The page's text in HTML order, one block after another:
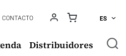
CONTACTO ES
Distribuidores